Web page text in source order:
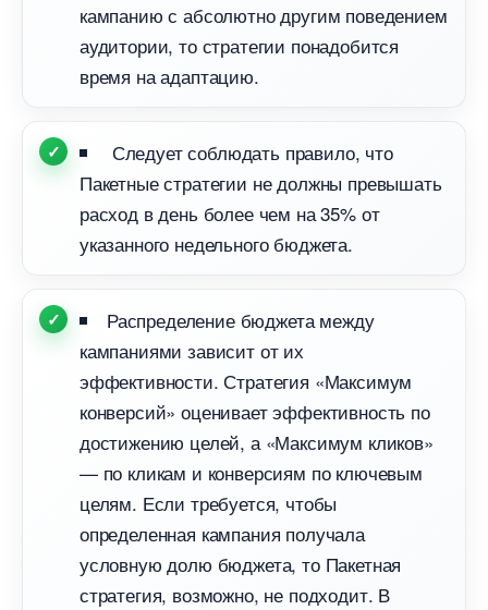
кампанию с абсолютно другим поведением
аудитории, то стратегии понадобится
ремя на адаптацию.
Следует соблюдать правило, что
Пакетные стратегии не должны превышать
расход в день более чем на 35% от
указанного недельного бюджета.
Распределение бюджета между
кампаниями зависит от их
эффективности. Стратегия «Максимум
конверсий» оценивает эффективность по
достижению целей, а «Максимум кликов»
— по кликам и конверсиям по ключевым
целям. Если требуется, чтобы
определенная кампания получала
условную долю бюджета, то Пакетная
стратегия, возможно, не подходит.